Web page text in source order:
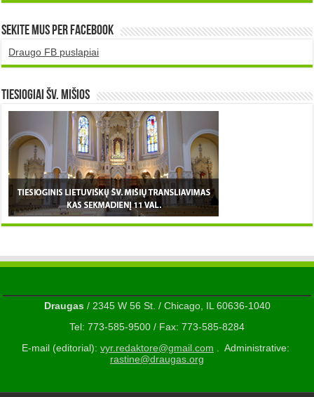
Sekite mus per Facebook
Draugo FB puslapiai
TIESIOGIAI šv. MIŠIOS
Draugas/ 2345 W 56 St. / Chicago, IL 60636-1040
Tel: 773-585-9500 / Fax: 773-585-8284
E-mail (editorial): vyr.redaktore@gmail.com . Administrative:
rastine@draugas.org